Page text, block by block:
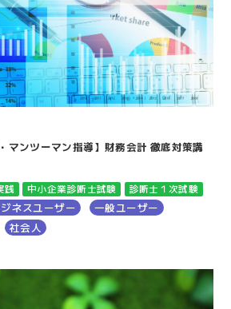
マンツーマン指導】財務会計 徹底対策講
践 中小企業診断士試験
診断士１次試験
ネスユーザー
一般ユーザー
社会人